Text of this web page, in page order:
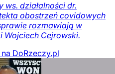
działalności dr.
obostrzeń covidowych
rozmawiają w
Wojciech Cejrowski.
DoRzeczy.pl